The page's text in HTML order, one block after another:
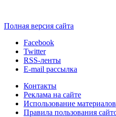
Полная версия сайта
Facebook
Twitter
RSS-ленты
E-mail рассылка
Контакты
Реклама на сайте
Использование
Правила пользования